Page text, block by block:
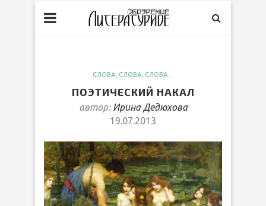
СЛОВА, СЛОВА, СЛОВА…
ПОЭТИЧЕСКИЙ НАКАЛ
автор: Ирина Дедюхова
19.07.2013